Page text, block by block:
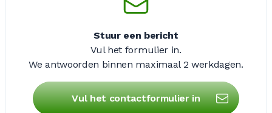
Stuur een bericht
Vul het formulier in.
We antwoorden binnen maximaal 2 werkdagen.
Vul het contactformulier in